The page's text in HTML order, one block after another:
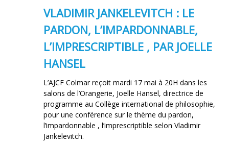
VLADIMIR JANKELEVITCH : LE
PARDON, L’IMPARDONNABLE,
L’IMPRESCRIPTIBLE , PAR JOELLE
HANSEL
L’AJCF Colmar reçoit mardi 17 mai à 20H dans les
salons de l’Orangerie, Joelle Hansel, directrice de
programme au Collège international de philosophie,
pour une conférence sur le thème du pardon,
l’impardonnable , l’imprescriptible selon Vladimir
Jankelevitch.